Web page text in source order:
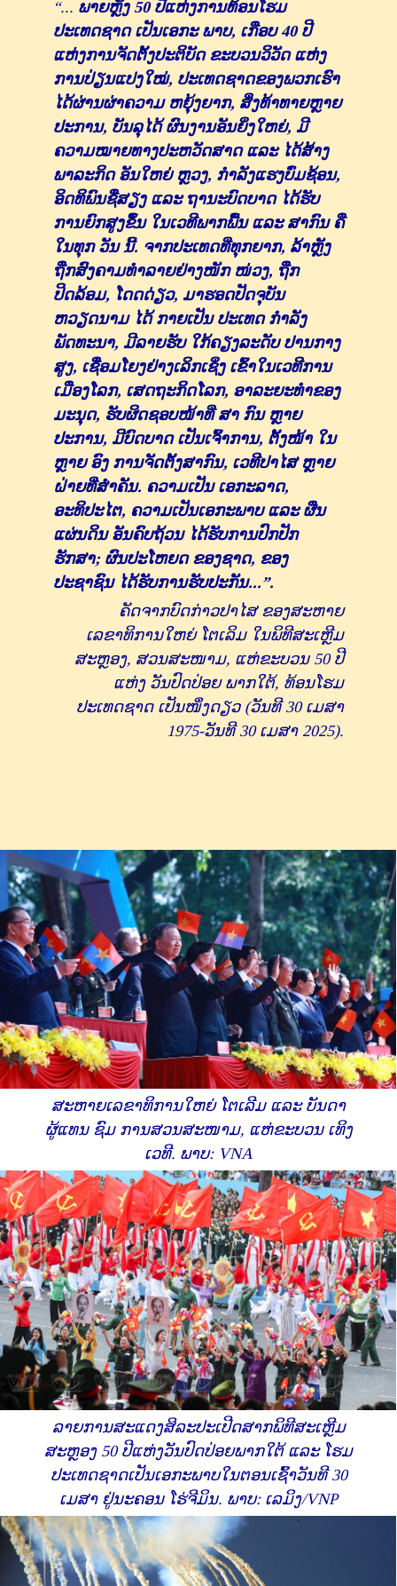
“... ພາຍຫຼັງ 50 ປີແຫ່ງການທ້ອນໂຮມ
ປະເທດຊາດ ເປັນເອກະ ພາບ, ເກືອບ 40 ປີ
ແຫ່ງການຈັດຕັ້ງປະຕິບັດ ຂະບວນວິວັດ ແຫ່ງ
ການປ່ຽນແປງໃໝ່, ປະເທດຊາດຂອງພວກເຮົາ
ໄດ້ຜ່ານຜ່າຄວາມ ຫຍຸ້ງຍາກ, ສິ່ງທ້າທາຍຫຼາຍ
ປະການ, ບັນລຸໄດ້ ຜົນງານອັນຍິ່ງໃຫຍ່, ມີ
ຄວາມໝາຍທາງປະຫວັດສາດ ແລະ ໄດ້ສ້າງ
ພາລະກິດ ອັນໃຫຍ່ ຫຼວງ, ກຳລັງແຮງບົ່ມຊ້ອນ,
ອິດທິພົນຊື່ສຽງ ແລະ ຖານະບົດບາດ ໄດ້ຮັບ
ການຍົກສູງຂຶ້ນ ໃນເວທີພາກພື້ນ ແລະ ສາກົນ ຄື
ໃນທຸກ ວັນ ນີ້. ຈາກປະເທດທີ່ທຸກຍາກ, ລ້າຫຼັງ
ຖືກສົງຄາມທໍາລາຍຢ່າງໜັກ ໜ່ວງ, ຖືກ
ປິດລ້ອມ, ໂດດດ່ຽວ, ມາຮອດປັດຈຸບັນ
ຫວຽດນາມ ໄດ້ ກາຍເປັນ ປະເທດ ກໍາລັງ
ພັດທະນາ, ມີລາຍຮັບ ໃກ້ຄຽງລະດັບ ປານກາງ
ສູງ, ເຊື່ອມໂຍງຢ່າງເລິກເຊິ່ງ ເຂົ້າໃນເວທີການ
ເມືອງໂລກ, ເສດຖະກິດໂລກ, ອາລະຍະທໍາຂອງ
ມະນຸດ, ຮັບຜິດຊອບໜ້າທີ່ ສາ ກົນ ຫຼາຍ
ປະການ, ມີບົດບາດ ເປັນເຈົ້າການ, ຕັ້ງໜ້າ ໃນ
ຫຼາຍ ອົງ ການຈັດຕັ້ງສາກົນ, ເວທີປາໄສ ຫຼາຍ
ຝ່າຍທີ່ສໍາຄັນ. ຄວາມເປັນ ເອກະລາດ,
ອະທິປະໄຕ, ຄວາມເປັນເອກະພາບ ແລະ ຜືນ
ແຜ່ນດິນ ອັນຄົບຖ້ວນ ໄດ້ຮັບການປົກປັກ
ຮັກສາ; ຜົນປະໂຫຍດ ຂອງຊາດ, ຂອງ
ປະຊາຊົນ ໄດ້ຮັບການຮັບປະກັນ...”.
ຄັດຈາກບົດກ່າວປາໄສ ຂອງສະຫາຍ
ເລຂາທິການໃຫຍ່ ໂຕເລິມ ໃນພິທີສະເຫຼີມ
ສະຫຼອງ, ສວນສະໜາມ, ແຫ່ຂະບວນ 50 ປີ
ແຫ່ງ ວັນປົດປ່ອຍ ພາກໃຕ້, ທ້ອນໂຮມ
ປະເທດຊາດ ເປັນໜຶ່ງດຽວ (ວັນທີ 30 ເມສາ
1975-ວັນທີ 30 ເມສາ 2025).
ສະຫາຍເລຂາທິການໃຫຍ່ ໂຕເລີມ ແລະ ບັນດາ
ຜູ້ແທນ ຊົມ ການສວນສະໜາມ, ແຫ່ຂະບວນ ເທິງ
ເວທີ. ພາບ: VNA
ລາຍການສະແດງສິລະປະເປີດສາກພິທີ​ສະ​ເຫຼີ​ມ
ສະຫຼອງ 50 ປີ​ແຫ່ງ​ວັນ​ປົດ​ປ່ອຍ​ພາກ​ໃຕ້ ​ແລະ ​ໂຮມ​
ປະ​ເທດ​ຊາດ​ເປັນ​ເອກະ​ພາບ​ໃນ​ຕອນ​ເຊົ້າ​ວັນ​ທີ 30
ເມສາ ຢູ່​ນະຄອນ ​ໂຮ່ຈີ​ມິນ. ພາບ: ເລມິງ/VNP